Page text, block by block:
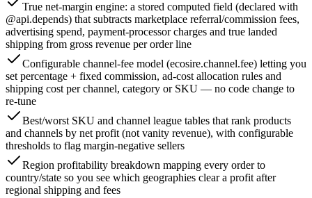
True net-margin engine: a stored computed field (declared with
@api.depends) that subtracts marketplace referral/commission fees,
advertising spend, payment-processor charges and true landed
shipping from gross revenue per order line
Configurable channel-fee model (ecosire.channel.fee) letting you
set percentage + fixed commission, ad-cost allocation rules and
shipping cost per channel, category or SKU — no code change to
re-tune
Best/worst SKU and channel league tables that rank products
and channels by net profit (not vanity revenue), with configurable
thresholds to flag margin-negative sellers
Region profitability breakdown mapping every order to
country/state so you see which geographies clear a profit after
regional shipping and fees